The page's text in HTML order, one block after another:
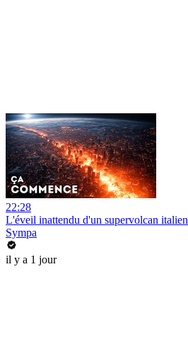
22:28
L'éveil inattendu d'un supervolcan italien
Sympa
il y a 1 jour